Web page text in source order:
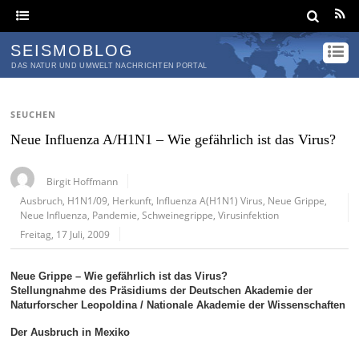
SEISMOBLOG
DAS NATUR UND UMWELT NACHRICHTEN PORTAL
SEUCHEN
Neue Influenza A/H1N1 – Wie gefährlich ist das Virus?
Birgit Hoffmann
Ausbruch H1N1/09 Herkunft Influenza A(H1N1) Virus Neue Grippe
Neue Influenza Pandemie ,Schweinegrippe ,Virusinfektion
Freitag, 17 Juli, 2009
Neue Grippe – Wie gefährlich ist das Virus?
Stellungnahme des Präsidiums der Deutschen Akademie der
Naturforscher Leopoldina / Nationale Akademie der Wissenschaften
Der Ausbruch in Mexiko